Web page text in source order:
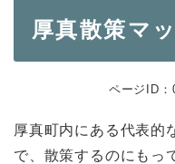
厚真散策マ
ページID：
厚真町内にある代表的
で、散策するのにもっ